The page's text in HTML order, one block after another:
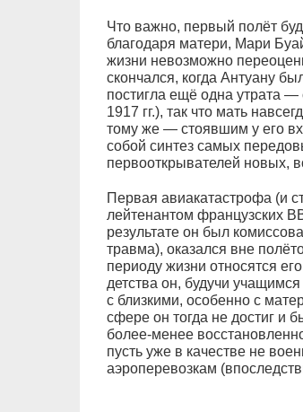
Что важно, первый полёт
благодаря матери, Мари
жизни невозможно
скончался, когда Антуану
постигла ещё одна утрата
1917 гг.), так что мать
тому же — стоявшим у его
собой синтез самых
первооткрывателей новых,
Первая авиакатастрофа (и
лейтенантом французских
результате он был
травма), оказался вне
периоду жизни относятся
детства он, будучи
с близкими, особенно с
сфере он тогда не достиг и
более-менее
пусть уже в качестве не
аэроперевозкам